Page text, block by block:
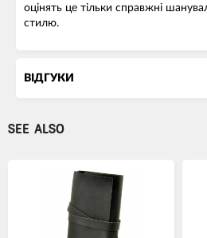
оцінять це тільки справжні
стилю.
ВІДГУКИ
SEE ALSO